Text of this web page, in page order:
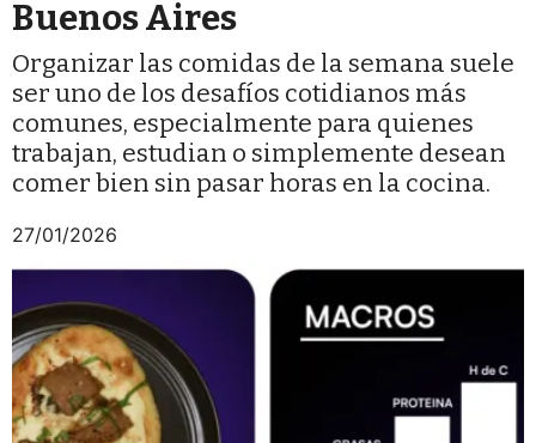
Buenos Aires
Organizar las comidas de la semana suele
ser uno de los desafíos cotidianos más
comunes, especialmente para quienes
trabajan, estudian o simplemente desean
comer bien sin pasar horas en la cocina.
27/01/2026